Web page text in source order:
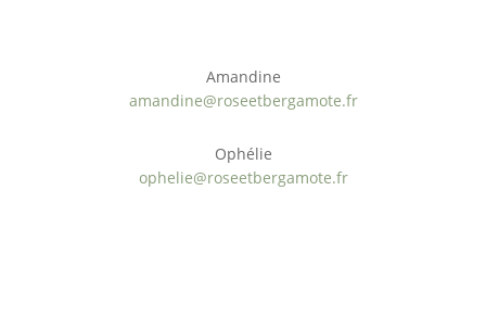
Amandine
amandine@roseetbergamote.fr
Ophélie
ophelie@roseetbergamote.fr